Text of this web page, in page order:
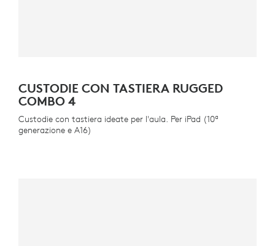
CUSTODIE CON TASTIERA RUGGED
COMBO 4
Custodie con tastiera ideate per l'aula. Per iPad (10ª
generazione e A16)